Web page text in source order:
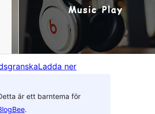
Ladda ner
är ett barntema för
.